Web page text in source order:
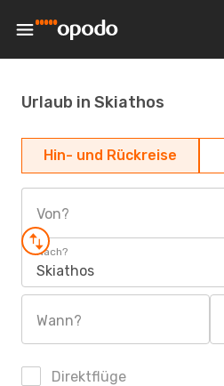
Urlaub in Skiathos
Hin- und Rückreise
Von?
Nach?
Skiathos
Wann?
Direktflüge